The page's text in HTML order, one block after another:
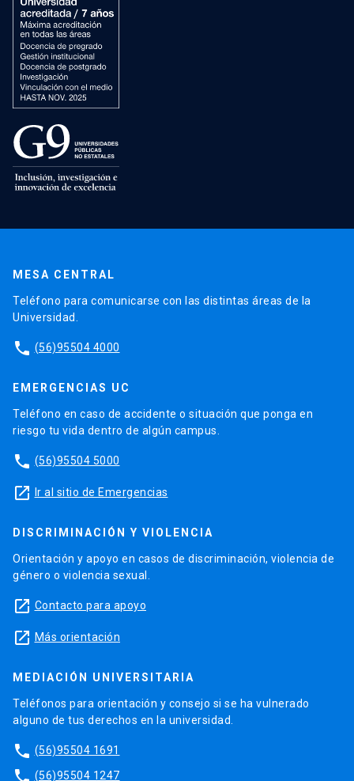
MESA CENTRAL
Teléfono para comunicarse con las distintas áreas de la
Universidad.
phone (56)95504 4000
EMERGENCIAS UC
Teléfono en caso de accidente o situación que ponga en
riesgo tu vida dentro de algún campus.
phone (56)95504 5000
launch Ir al sitio de Emergencias
DISCRIMINACIÓN Y VIOLENCIA
Orientación y apoyo en casos de discriminación, violencia de
género o violencia sexual.
launch Contacto para apoyo
launch Más orientación
MEDIACIÓN UNIVERSITARIA
Teléfonos para orientación y consejo si se ha vulnerado
alguno de tus derechos en la universidad.
phone (56)95504 1691
phone (56)95504 1247